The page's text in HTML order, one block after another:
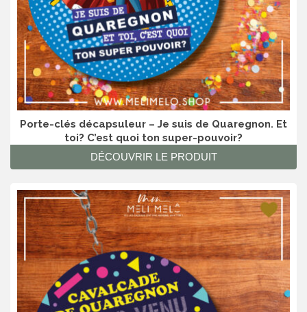
Porte-clés décapsuleur – Je suis de Quaregnon. Et
toi? C’est quoi ton super-pouvoir?
DÉCOUVRIR LE PRODUIT